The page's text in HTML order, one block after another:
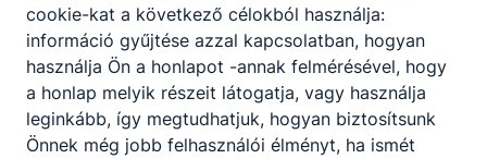
Ösztöndíj, rászorultsági támogatás és pályakezdési
Duális képzés
cookie-kat a következő célokból használja:
információ gyűjtése azzal kapcsolatban, hogyan
használja Ön a honlapot -annak felmérésével, hogy
a honlap melyik részeit látogatja, vagy használja
leginkább, így megtudhatjuk, hogyan biztosítsunk
Önnek még jobb felhasználói élményt, ha ismét